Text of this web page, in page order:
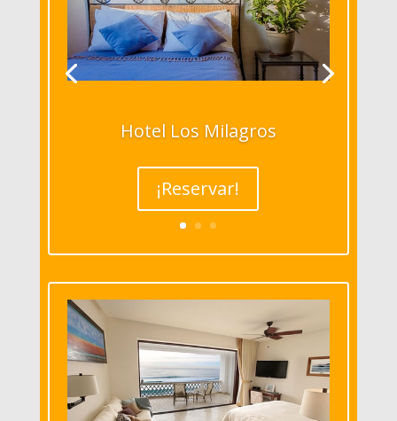
Hotel Los Milagros
¡Reservar!